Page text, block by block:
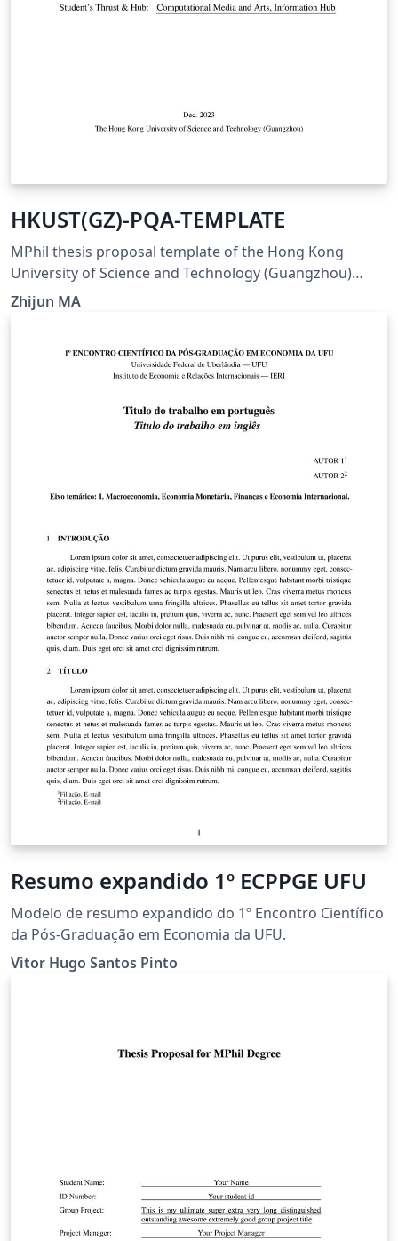
HKUST(GZ)-PQA-TEMPLATE
MPhil thesis proposal template of the Hong Kong
University of Science and Technology (Guangzhou)
following the Guidelines on PQA published by the
University.
Zhijun MA
Resumo expandido 1º ECPPGE UFU
Modelo de resumo expandido do 1º Encontro Científico
da Pós-Graduação em Economia da UFU.
Vitor Hugo Santos Pinto